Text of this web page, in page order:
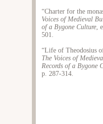
“Charter for the
Voices of Medieval
of a Bygone Culture,
501.
“Life of Theodosius
The Voices of
Records of a Bygone
p. 287-314.